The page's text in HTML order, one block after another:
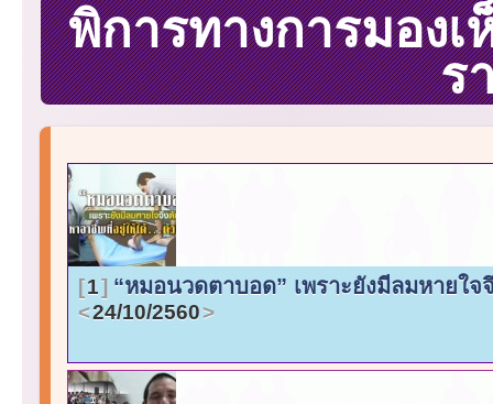
พิการทางการมอง
ร
1 “หมอนวดตาบอด” เพราะยังมีลมหายใ
24/10/2560